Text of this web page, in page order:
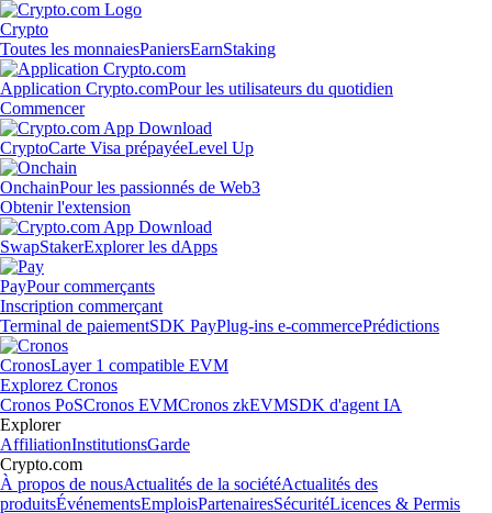
Crypto
Toutes les monnaiesPaniersEarnStaking
Application Crypto.comPour les utilisateurs du quotidien
Commencer
CryptoCarte Visa prépayéeLevel Up
OnchainPour les passionnés de Web3
Obtenir l'extension
SwapStakerExplorer les dApps
PayPour commerçants
Inscription commerçant
Terminal de paiementSDK PayPlug-ins e-commercePrédictions
CronosLayer 1 compatible EVM
Explorez Cronos
Cronos PoSCronos EVMCronos zkEVMSDK d'agent IA
Explorer
AffiliationInstitutionsGarde
Crypto.com
À propos de nousActualités de la sociétéActualités des
produitsÉvénementsEmploisPartenairesSécuritéLicences & Permis